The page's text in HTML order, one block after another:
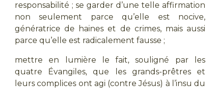
responsabilité ; se garder d’une telle affirmation
non seulement parce qu’elle est nocive,
génératrice de haines et de crimes, mais aussi
parce qu’elle est radicalement fausse ;
mettre en lumière le fait, souligné par les
quatre Évangiles, que les grands-prêtres et
leurs complices ont agi (contre Jésus) à l’insu du